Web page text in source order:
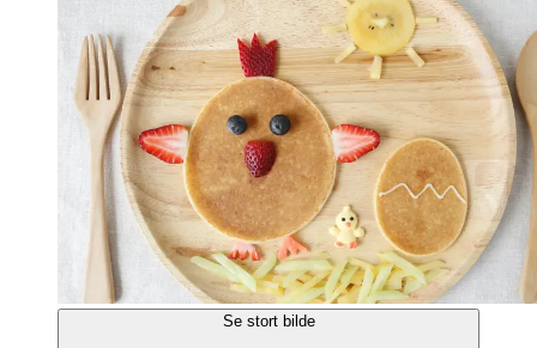
Se stort bilde